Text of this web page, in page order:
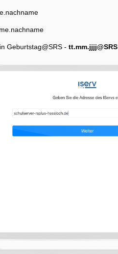
Geburtstag@SRS - tt.mm.jjjj@SRS